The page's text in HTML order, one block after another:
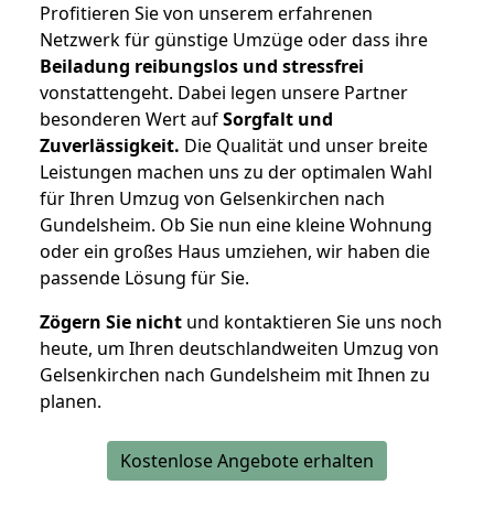
Profitieren Sie von unserem erfahrenen
Netzwerk für günstige Umzüge oder dass ihre
Beiladung reibungslos und stressfrei
vonstattengeht. Dabei legen unsere Partner
besonderen Wert aufSorgfalt und
Zuverlässigkeit. Die Qualität und unser breite
Leistungen machen uns zu der optimalen Wahl
für Ihren Umzug von Gelsenkirchen nach
Gundelsheim. Ob Sie nun eine kleine Wohnung
oder ein großes Haus umziehen, wir haben die
passende Lösung für Sie.
Zögern Sie nicht und kontaktieren Sie uns noch
heute, um Ihren deutschlandweiten Umzug von
Gelsenkirchen nach Gundelsheim mit Ihnen zu
planen.
Kostenlose Angebote erhalten